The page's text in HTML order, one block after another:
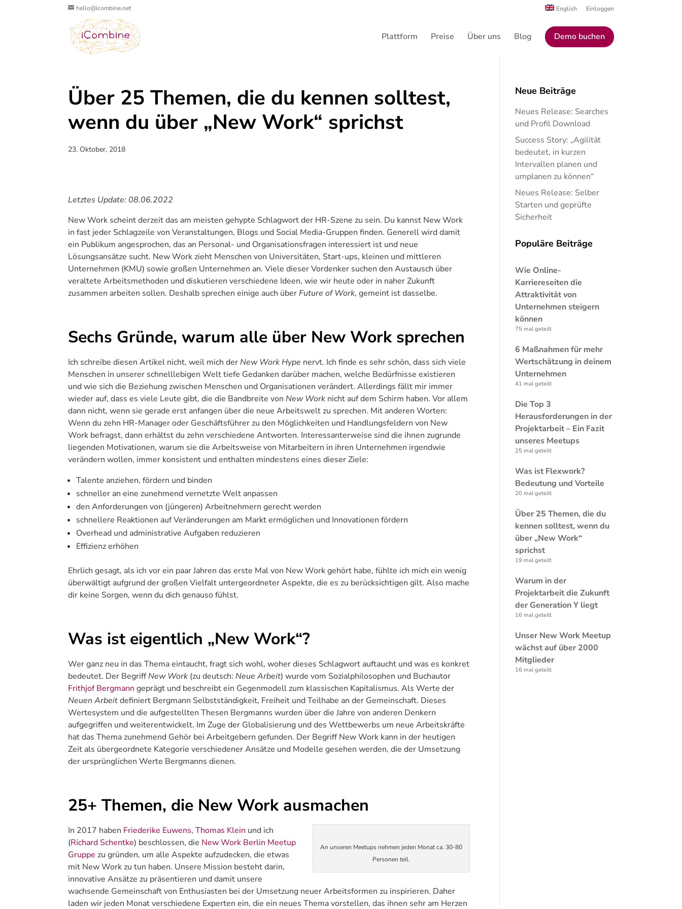
hello@icombine.net English Einloggen
Plattform Preise Über uns Blog Demo buchen
Über 25 Themen, die du kennen solltest,
wenn du über „New Work“ sprichst
23. Oktober, 2018
Letztes Update: 08.06.2022
New Work scheint derzeit das am meisten gehypte Schlagwort der HR-Szene zu sein. Du kannst New Work
in fast jeder Schlagzeile von Veranstaltungen, Blogs und Social Media-Gruppen finden. Generell wird damit
ein Publikum angesprochen, das an Personal- und Organisationsfragen interessiert ist und neue
Lösungsansätze sucht. New Work zieht Menschen von Universitäten, Start-ups, kleinen und mittleren
Unternehmen (KMU) sowie großen Unternehmen an. Viele dieser Vordenker suchen den Austausch über
veraltete Arbeitsmethoden und diskutieren verschiedene Ideen, wie wir heute oder in naher Zukunft
zusammen arbeiten sollen. Deshalb sprechen einige auch überFuture of Work, gemeint ist dasselbe.
Sechs Gründe, warum alle über New Work sprechen
Ich schreibe diesen Artikel nicht, weil mich derNew Work Hype nervt. Ich finde es sehr schön, dass sich viele
Menschen in unserer schnelllebigen Welt tiefe Gedanken darüber machen, welche Bedürfnisse existieren
und wie sich die Beziehung zwischen Menschen und Organisationen verändert. Allerdings fällt mir immer
wieder auf, dass es viele Leute gibt, die die Bandbreite vonNew Work nicht auf dem Schirm haben. Vor allem
dann nicht, wenn sie gerade erst anfangen über die neue Arbeitswelt zu sprechen. Mit anderen Worten:
Wenn du zehn HR-Manager oder Geschäftsführer zu den Möglichkeiten und Handlungsfeldern von New
Work befragst, dann erhältst du zehn verschiedene Antworten. Interessanterweise sind die ihnen zugrunde
liegenden Motivationen, warum sie die Arbeitsweise von Mitarbeitern in ihren Unternehmen irgendwie
verändern wollen, immer konsistent und enthalten mindestens eines dieser Ziele:
Talente anziehen, fördern und binden
schneller an eine zunehmend vernetzte Welt anpassen
den Anforderungen von (jüngeren) Arbeitnehmern gerecht werden
schnellere Reaktionen auf Veränderungen am Markt ermöglichen und Innovationen fördern
Overhead und administrative Aufgaben reduzieren
Effizienz erhöhen
Ehrlich gesagt, als ich vor ein paar Jahren das erste Mal von New Work gehört habe, fühlte ich mich ein wenig
überwältigt aufgrund der großen Vielfalt untergeordneter Aspekte, die es zu berücksichtigen gilt. Also mache
dir keine Sorgen, wenn du dich genauso fühlst.
Was ist eigentlich „New Work“?
Wer ganz neu in das Thema eintaucht, fragt sich wohl, woher dieses Schlagwort auftaucht und was es konkret
bedeutet. Der BegriffNew Work (zu deutsch:Neue Arbeit) wurde vom Sozialphilosophen und Buchautor
Frithjof Bergmann geprägt und beschreibt ein Gegenmodell zum klassischen Kapitalismus. Als Werte der
Neuen Arbeitdefiniert Bergmann Selbstständigkeit, Freiheit und Teilhabe an der Gemeinschaft. Dieses
Wertesystem und die aufgestellten Thesen Bergmanns wurden über die Jahre von anderen Denkern
aufgegriffen und weiterentwickelt. Im Zuge der Globalisierung und des Wettbewerbs um neue Arbeitskräfte
hat das Thema zunehmend Gehör bei Arbeitgebern gefunden. Der Begriff New Work kann in der heutigen
Zeit als übergeordnete Kategorie verschiedener Ansätze und Modelle gesehen werden, die der Umsetzung
der ursprünglichen Werte Bergmanns dienen.
25+ Themen, die New Work ausmachen
An unseren Meetups nehmen jeden Monat ca. 30-80
Personen teil.
In 2017 haben Friederike Euwens,Thomas Klein und ich
(Richard Schentke) beschlossen, die New Work Berlin Meetup
Gruppe zu gründen, um alle Aspekte aufzudecken, die etwas
mit New Work zu tun haben. Unsere Mission besteht darin,
innovative Ansätze zu präsentieren und damit unsere
wachsende Gemeinschaft von Enthusiasten bei der Umsetzung neuer Arbeitsformen zu inspirieren. Daher
laden wir jeden Monat verschiedene Experten ein, die ein neues Thema vorstellen, das ihnen sehr am Herzen
Neue Beiträge
Neues Release: Searches
und Profil Download
Success Story: „Agilität
bedeutet, in kurzen
Intervallen planen und
umplanen zu können“
Neues Release: Selber
Starten und geprüfte
Sicherheit
Populäre Beiträge
Wie Online-
Karriereseiten die
Attraktivität von
Unternehmen steigern
können
75 mal geteilt
6 Maßnahmen für mehr
Wertschätzung in deinem
Unternehmen
41 mal geteilt
Die Top 3
Herausforderungen in der
Projektarbeit – Ein Fazit
unseres Meetups
25 mal geteilt
Was ist Flexwork?
Bedeutung und Vorteile
20 mal geteilt
Über 25 Themen, die du
kennen solltest, wenn du
über „New Work“
sprichst
19 mal geteilt
Warum in der
Projektarbeit die Zukunft
der Generation Y liegt
16 mal geteilt
Unser New Work Meetup
wächst auf über 2000
Mitglieder
16 mal geteilt